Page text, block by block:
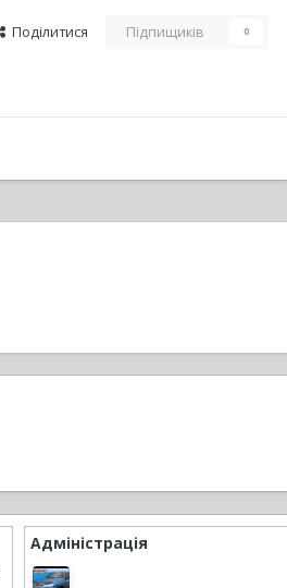
Поділитися Підпищиків 0
Адміністрація